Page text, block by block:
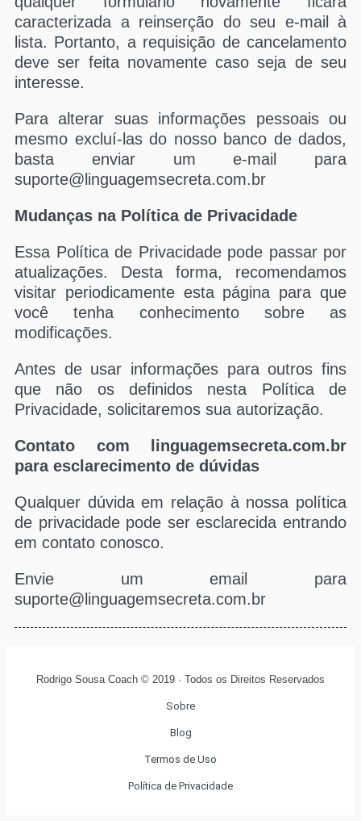
caracterizada a reinserção do seu e-mail à
lista. Portanto, a requisição de cancelamento
deve ser feita novamente caso seja de seu
interesse.
Para alterar suas informações pessoais ou
mesmo excluí-las do nosso banco de dados,
basta enviar um e-mail para
suporte@linguagemsecreta.com.br
Mudanças na Política de Privacidade
Essa Política de Privacidade pode passar por
atualizações. Desta forma, recomendamos
visitar periodicamente esta página para que
você tenha conhecimento sobre as
modificações.
Antes de usar informações para outros fins
que não os definidos nesta Política de
Privacidade, solicitaremos sua autorização.
Contato com linguagemsecreta.com.br
para esclarecimento de dúvidas
Qualquer dúvida em relação à nossa política
de privacidade pode ser esclarecida entrando
em contato conosco.
Envie um email para
suporte@linguagemsecreta.com.br
Rodrigo Sousa Coach © 2019 · Todos os Direitos Reservados
Sobre
Blog
Termos de Uso
Política de Privacidade